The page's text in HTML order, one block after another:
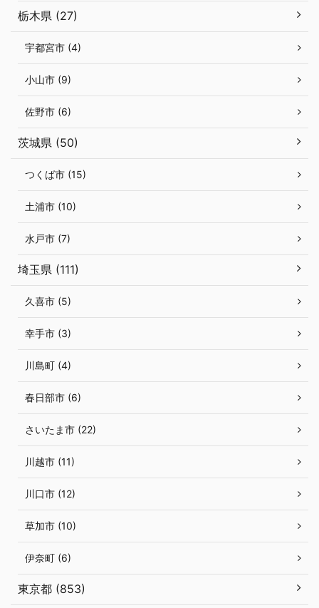
栃木県 (27)
宇都宮市 (4)
小山市 (9)
佐野市 (6)
茨城県 (50)
つくば市 (15)
土浦市 (10)
水戸市 (7)
埼玉県 (111)
久喜市 (5)
幸手市 (3)
川島町 (4)
春日部市 (6)
さいたま市 (22)
川越市 (11)
川口市 (12)
草加市 (10)
伊奈町 (6)
東京都 (853)